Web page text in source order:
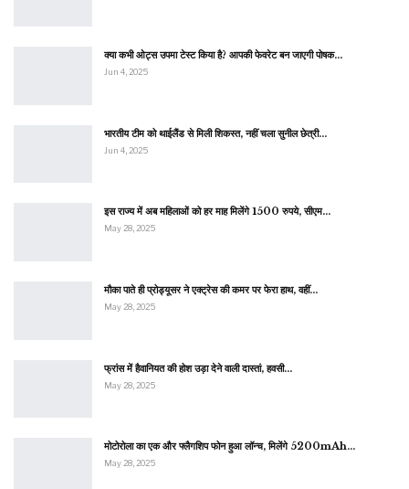
क्या कभी ओट्स उपमा टेस्ट किया है? आपकी फेवरेट बन जाएगी पोषक…
Jun 4, 2025
भारतीय टीम को थाईलैंड से मिली शिकस्त, नहीं चला सुनील छेत्री…
Jun 4, 2025
इस राज्य में अब महिलाओं को हर माह मिलेंगे 1500 रुपये, सीएम…
May 28, 2025
मौका पाते ही प्रोड्यूसर ने एक्ट्रेस की कमर पर फेरा हाथ, वहीं…
May 28, 2025
फ्रांस में हैवानियत की होश उड़ा देने वाली दास्तां, हवसी…
May 28, 2025
मोटोरोला का एक और फ्लैगशिप फोन हुआ लॉन्च, मिलेंगे 5200mAh…
May 28, 2025